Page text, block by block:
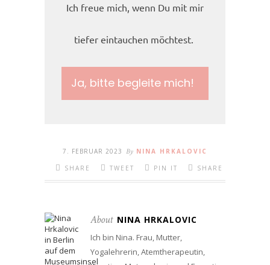
Ich freue mich, wenn Du mit mir
tiefer eintauchen möchtest.
Ja, bitte begleite mich!
7. FEBRUAR 2023 By NINA HRKALOVIC
SHARE
TWEET PIN IT SHARE
About NINA HRKALOVIC
Ich bin Nina. Frau, Mutter,
Yogalehrerin, Atemtherapeutin,